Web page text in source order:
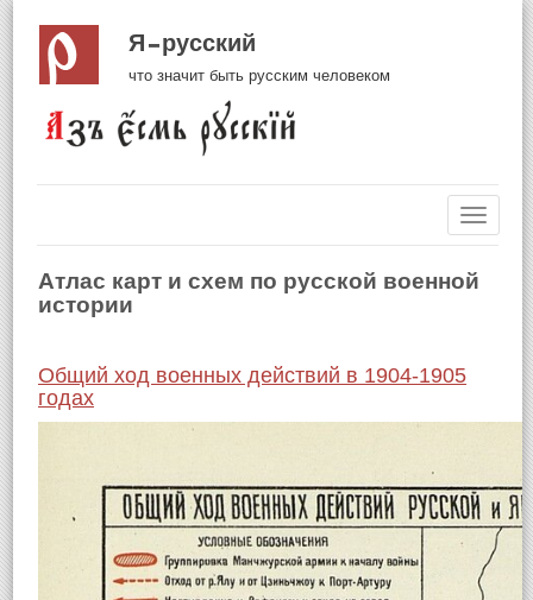
Я русский
что значит быть русским человеком
Атлас карт и схем по русской военной
истории
Общий ход военных действий в 1904-1905
годах